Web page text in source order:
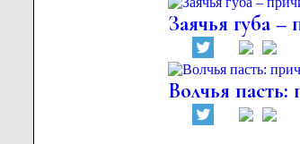
Заячья губа
Волчья